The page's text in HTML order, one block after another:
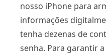
nosso iPhone para
informações
tenha dezenas de
senha. Para garantir